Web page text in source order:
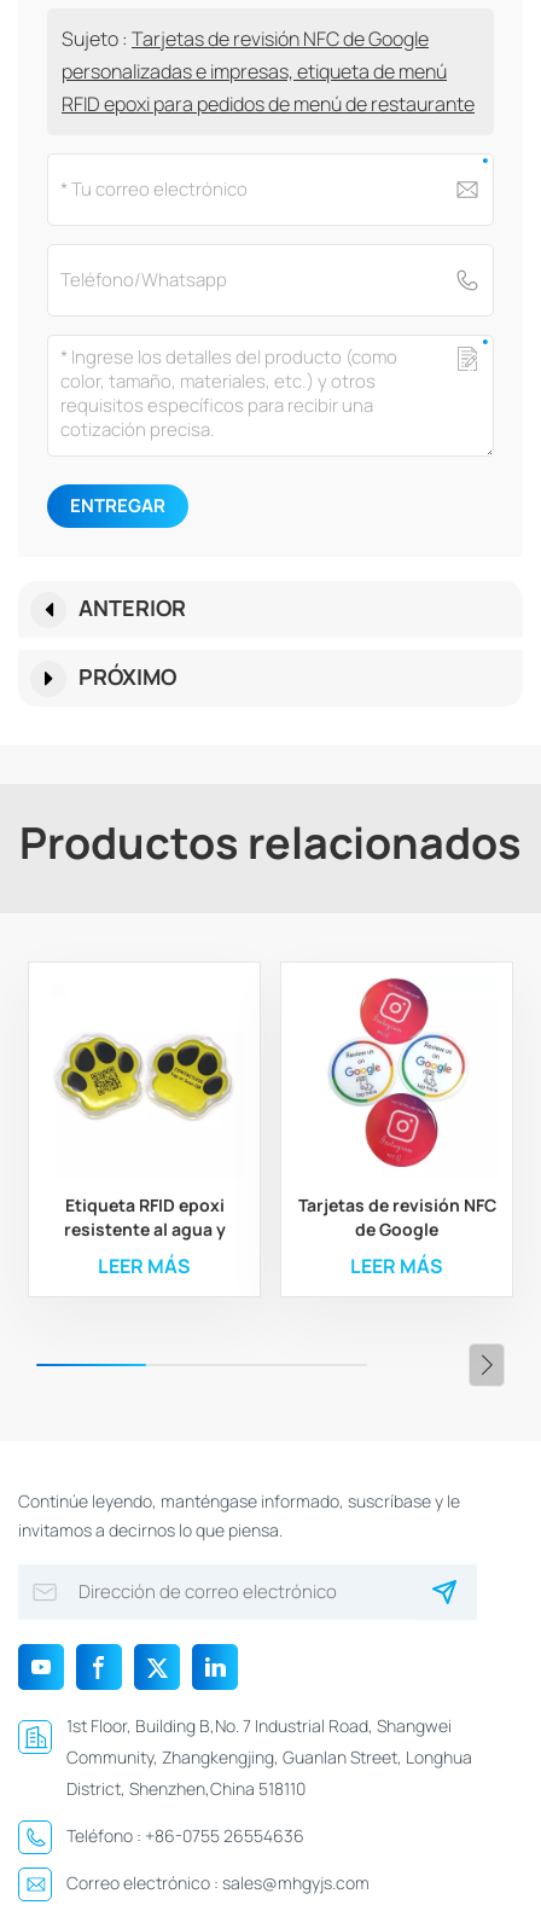
Sujeto : Tarjetas de revisión NFC de Google
personalizadas e impresas, etiqueta de menú
RFID epoxi para pedidos de menú de restaurante
ENTREGAR
ANTERIOR
PRÓXIMO
Productos relacionados
Etiqueta RFID epoxi
resistente al agua y
duradera para el
seguimiento de
animales
LEER MÁS
Tarjetas de revisión NFC
de Google
personalizadas e
impresas, etiqueta de
menú RFID epoxi para
LEER MÁS
Continúe leyendo, manténgase informado, suscríbase y le
invitamos a decirnos lo que piensa.
1st Floor, Building B,No. 7 Industrial Road, Shangwei
Community, Zhangkengjing, Guanlan Street, Longhua
District, Shenzhen,China 518110
Teléfono : +86-0755 26554636
Correo electrónico : sales@mhgyjs.com